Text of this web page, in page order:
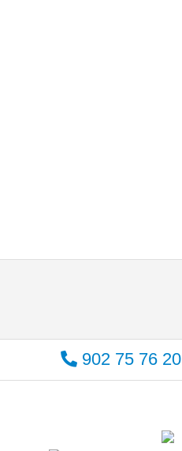
902 75 76 20